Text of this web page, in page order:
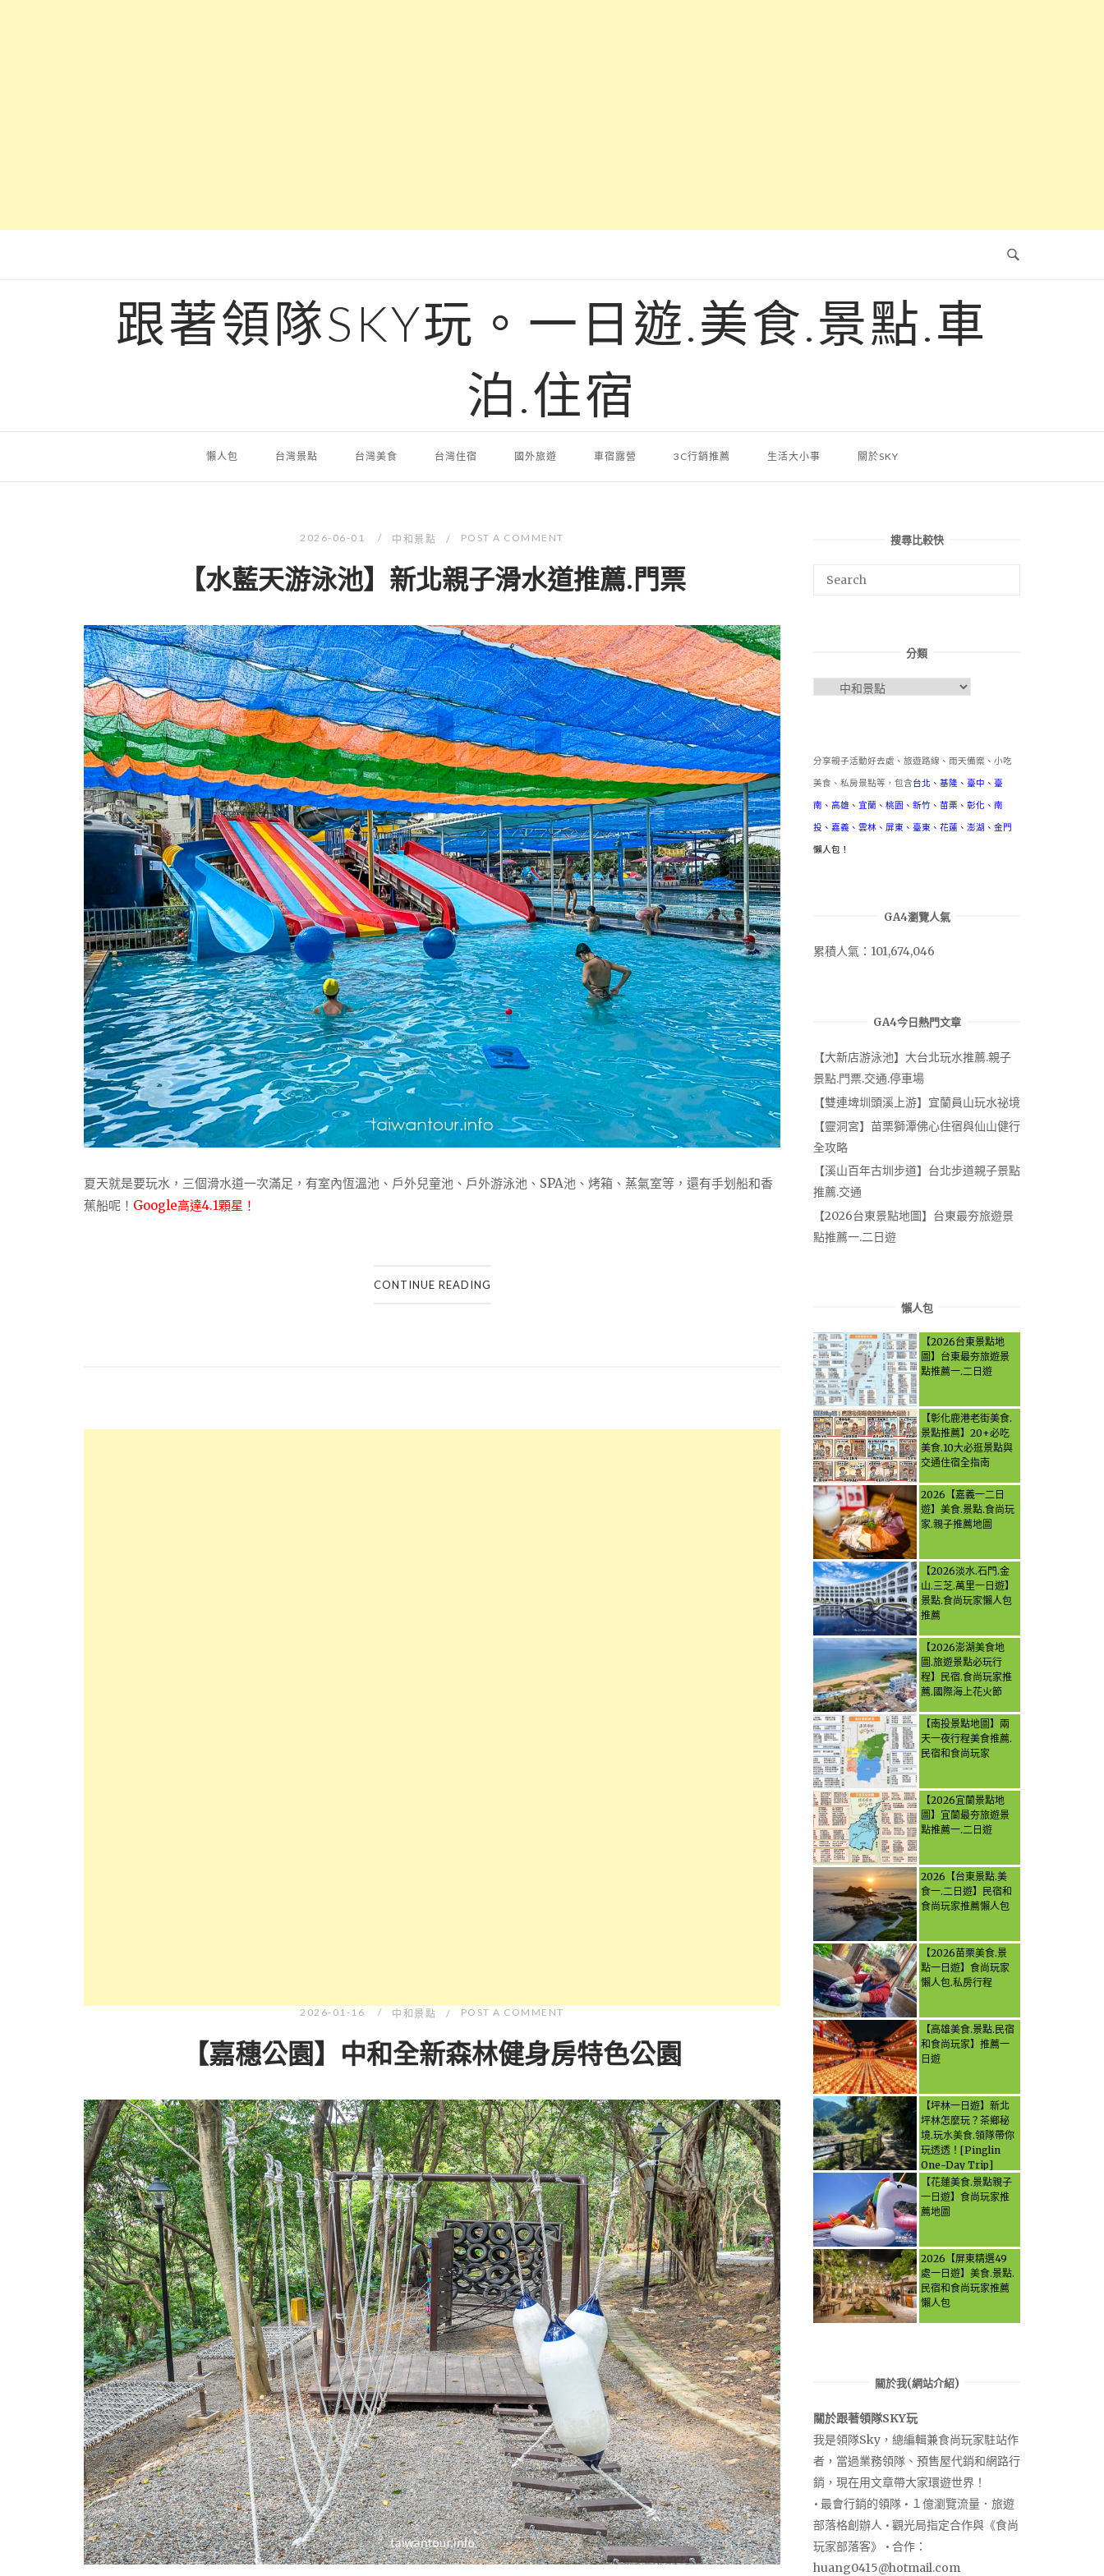
跟著領隊SKY玩。一日遊.美食.景點.車
泊.住宿
懶人包 台灣景點 台灣美食 台灣住宿 國外旅遊 車宿露營 3C行銷推薦 生活大小事 關於SKY
2026-06-01 中和景點 POST A COMMENT
【水藍天游泳池】新北親子滑水道推薦.門票
夏天就是要玩水，三個滑水道一次滿足，有室內恆溫池、戶外兒童池、戶外游泳池、SPA池、烤箱、蒸氣室等，還有手划船和香
蕉船呢！ Google高達4.1顆星！
CONTINUE READING
2026-01-16 中和景點 POST A COMMENT
【嘉穗公園】中和全新森林健身房特色公園
搜尋比較快
分類
分享親子活動好去處、旅遊路線、雨天備案、小吃
美食、私房景點等，包含台北 、 基隆 、 臺中 、 臺
南 、 高雄 、 宜蘭 、 桃園 、 新竹 、 苗栗 、 彰化 、 南
投 、 嘉義 、 雲林 、 屏東 、 臺東 、 花蓮 、 澎湖 、 金門
懶人包！
GA4瀏覽人氣
累積人氣：101,674,046
GA4今日熱門文章
【大新店游泳池】大台北玩水推薦.親子
景點.門票.交通.停車場
【雙連埤圳頭溪上游】宜蘭員山玩水祕境
【靈洞宮】苗栗獅潭佛心住宿與仙山健行
全攻略
【溪山百年古圳步道】台北步道親子景點
推薦.交通
【2026台東景點地圖】台東最夯旅遊景
點推薦一.二日遊
懶人包
【2026台東景點地
圖】台東最夯旅遊景
點推薦一.二日遊
【彰化鹿港老街美食.
景點推薦】20+必吃
美食.10大必逛景點與
交通住宿全指南
2026【嘉義一二日
遊】美食.景點.食尚玩
家.親子推薦地圖
【2026淡水.石門.金
山.三芝.萬里一日遊】
景點.食尚玩家懶人包
推薦
【2026澎湖美食地
圖.旅遊景點必玩行
程】民宿.食尚玩家推
薦.國際海上花火節
【南投景點地圖】兩
天一夜行程美食推薦.
民宿和食尚玩家
【2026宜蘭景點地
圖】宜蘭最夯旅遊景
點推薦一.二日遊
2026【台東景點.美
食一.二日遊】民宿和
食尚玩家推薦懶人包
【2026苗栗美食.景
點一日遊】食尚玩家
懶人包.私房行程
【高雄美食.景點.民宿
和食尚玩家】推薦一
日遊
【坪林一日遊】新北
坪林怎麼玩？茶鄉秘
境.玩水美食.領隊帶你
玩透透！[Pinglin
One-Day Trip]
How to explore
Pinglin, New
Taipei? Tea Village
Let the guide take
you through it all!
【花蓮美食.景點親子
一日遊】食尚玩家推
薦地圖
2026【屏東精選49
處一日遊】美食.景點.
民宿和食尚玩家推薦
懶人包
關於我(網站介紹)
關於跟著領隊SKY玩
我是領隊Sky，總編輯兼食尚玩家駐站作
者，當過業務領隊、預售屋代銷和網路行
銷，現在用文章帶大家環遊世界！
• 最會行銷的領隊 • １億瀏覽流量．旅遊
部落格創辦人 • 觀光局指定合作與《食尚
玩家部落客》 • 合作：
huang0415@hotmail.com